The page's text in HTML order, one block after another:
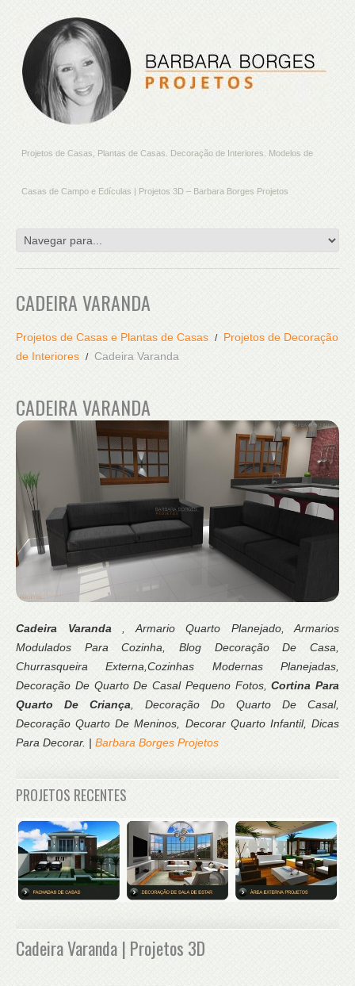
Projetos de Casas, Plantas de Casas. Decoração de Interiores. Modelos de
Casas de Campo e Edículas | Projetos 3D – Barbara Borges Projetos
CADEIRA VARANDA
Projetos de Casas e Plantas de Casas
Projetos de Decoração
de Interiores
Cadeira Varanda
CADEIRA VARANDA
Cadeira Varanda , Armario Quarto Planejado, Armarios
Modulados Para Cozinha, Blog Decoração De Casa,
Churrasqueira Externa,Cozinhas Modernas Planejadas,
Decoração De Quarto De Casal Pequeno Fotos,Cortina Para
Quarto De Criança, Decoração Do Quarto De Casal,
Decoração Quarto De Meninos, Decorar Quarto Infantil, Dicas
Para Decorar. | Barbara Borges Projetos
PROJETOS RECENTES
Cadeira Varanda | Projetos 3D